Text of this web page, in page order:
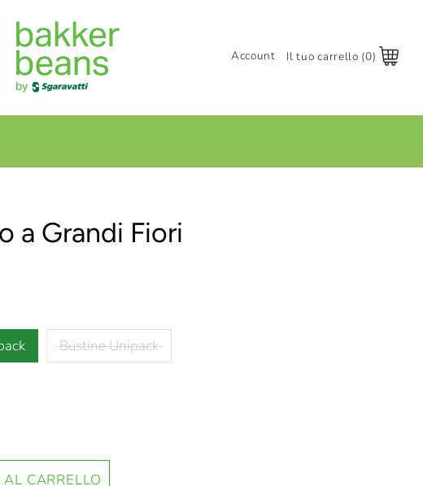
Account
Registrati
Il tuo carrello (0)
a Grandi Fiori
Bustine Unipack